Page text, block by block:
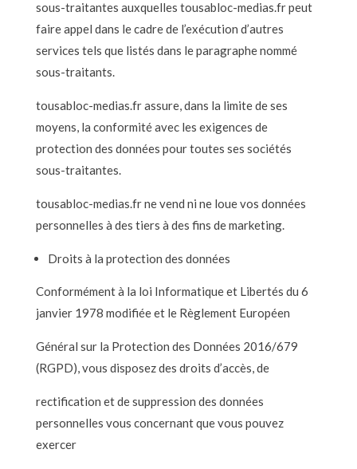
sous-traitantes auxquelles tousabloc-medias.fr peut
faire appel dans le cadre de l’exécution d’autres
services tels que listés dans le paragraphe nommé
sous-traitants.
tousabloc-medias.fr assure, dans la limite de ses
moyens, la conformité avec les exigences de
protection des données pour toutes ses sociétés
sous-traitantes.
tousabloc-medias.fr ne vend ni ne loue vos données
personnelles à des tiers à des fins de marketing.
Droits à la protection des données
Conformément à la loi Informatique et Libertés du 6
janvier 1978 modifiée et le Règlement Européen
Général sur la Protection des Données 2016/679
(RGPD), vous disposez des droits d’accès, de
rectification et de suppression des données
personnelles vous concernant que vous pouvez
exercer